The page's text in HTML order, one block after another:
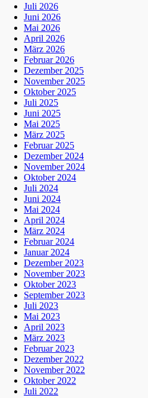
Juli 2026
Juni 2026
Mai 2026
April 2026
März 2026
Februar 2026
Dezember 2025
November 2025
Oktober 2025
Juli 2025
Juni 2025
Mai 2025
März 2025
Februar 2025
Dezember 2024
November 2024
Oktober 2024
Juli 2024
Juni 2024
Mai 2024
April 2024
März 2024
Februar 2024
Januar 2024
Dezember 2023
November 2023
Oktober 2023
September 2023
Juli 2023
Mai 2023
April 2023
März 2023
Februar 2023
Dezember 2022
November 2022
Oktober 2022
Juli 2022